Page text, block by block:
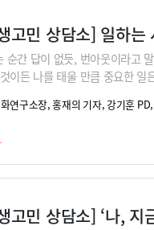
순간 답이 없듯, 번아웃이라고
이든 나를 태울 만큼 중요한
다. 어떻게 하시나요? ‘책은 도
연구소장, 홍재의 기자, 강기훈
고민 상담소] ‘나, 지